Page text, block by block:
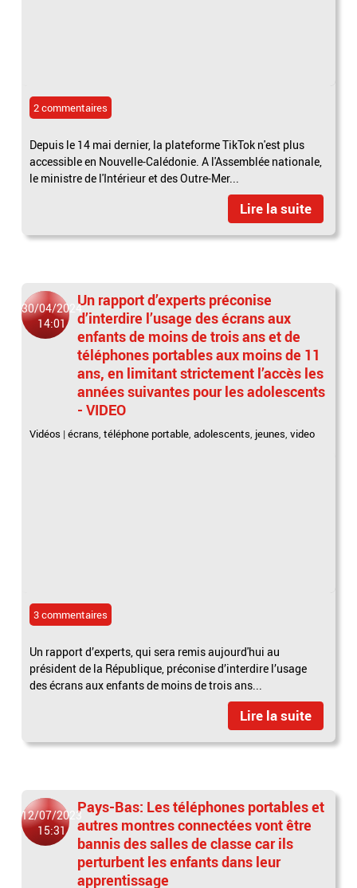
2 commentaires
Depuis le 14 mai dernier, la plateforme TikTok n'est plus
accessible en Nouvelle-Calédonie. A l'Assemblée nationale,
le ministre de l'Intérieur et des Outre-Mer...
Lire la suite
30/04/2024
14:01
Un rapport d’experts préconise
d’interdire l’usage des écrans aux
enfants de moins de trois ans et de
téléphones portables aux moins de 11
ans, en limitant strictement l’accès les
années suivantes pour les adolescents
- VIDEO
Vidéos |écrans,téléphone portable,adolescents, jeunes,video
3 commentaires
Un rapport d’experts, qui sera remis aujourd'hui au
président de la République, préconise d’interdire l’usage
des écrans aux enfants de moins de trois ans...
Lire la suite
12/07/2023
15:31
Pays-Bas: Les téléphones portables et
autres montres connectées vont être
bannis des salles de classe car ils
perturbent les enfants dans leur
apprentissage